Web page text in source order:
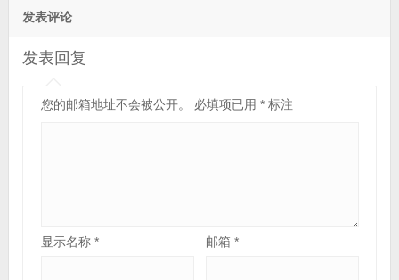
发表评论
发表回复
您的邮箱地址不会被公开。 必填项已用 *标注
显示名称 * 邮箱*